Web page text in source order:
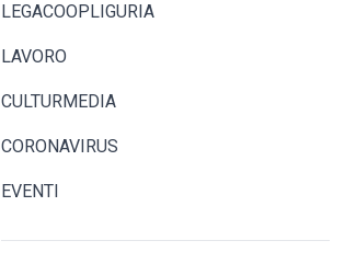
LEGACOOPLIGURIA
LAVORO
CULTURMEDIA
CORONAVIRUS
EVENTI